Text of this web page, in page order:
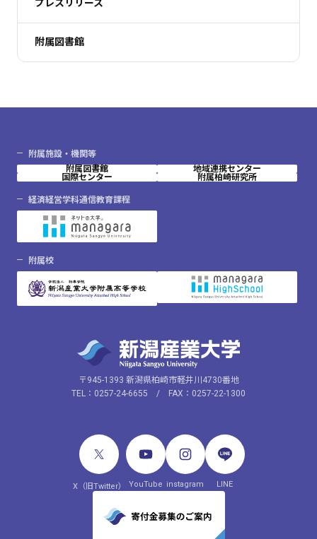
プレスリリース
附属図書館
附属施設・機関等
附属図書館
地域連携センター
国際センター
附属柏崎研究所
経済経営学科通信教育課程
附属校
〒945-1393 新潟県柏崎市軽井川4730番地
TEL：0257-24-6655 / FAX：0257-22-1300
X（旧Twitter） YouTube instagram LINE